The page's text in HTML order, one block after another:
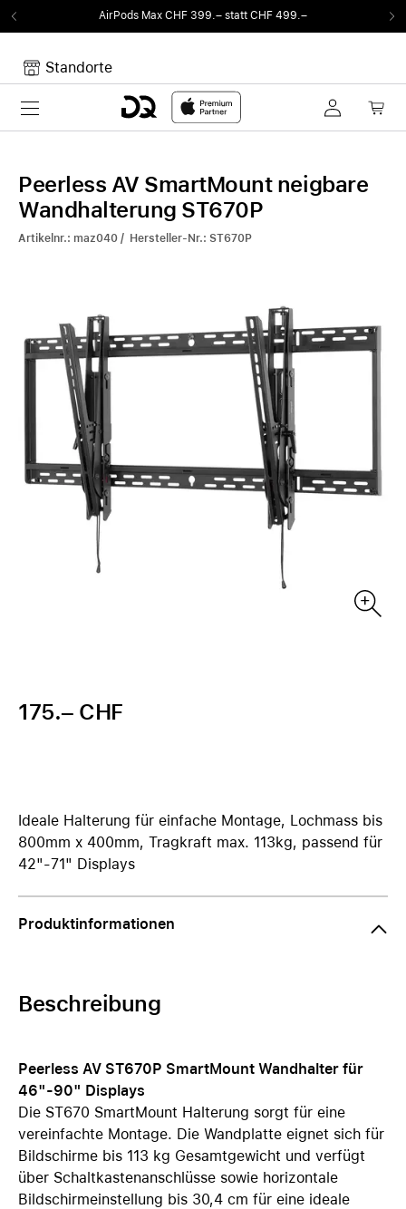
AirPods Max CHF 399.– statt CHF 499.–
Standorte
Toggle navigation
Peerless AV SmartMount neigbare
Wandhalterung ST670P
Artikelnr.: maz040 / Hersteller-Nr.: ST670P
175.– CHF
Ideale Halterung für einfache Montage, Lochmass bis
800mm x 400mm, Tragkraft max. 113kg, passend für
42"-71" Displays
Produktinformationen
Beschreibung
Peerless AV ST670P SmartMount Wandhalter für
46"-90" Displays
Die ST670 SmartMount Halterung sorgt für eine
vereinfachte Montage. Die Wandplatte eignet sich für
Bildschirme bis 113 kg Gesamtgewicht und verfügt
über Schaltkastenanschlüsse sowie horizontale
Bildschirmeinstellung bis 30,4 cm für eine ideale